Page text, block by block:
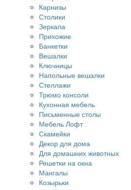
Карнизы
Столики
Зеркала
Прихожие
Банкетки
Вешалки
Ключницы
Напольные вешалки
Стеллажи
Трюмо консоли
Кухонная мебель
Письменные столы
Мебель Лофт
Скамейки
Декор для дома
Для домашних животных
Решетки на окна
Мангалы
Козырьки